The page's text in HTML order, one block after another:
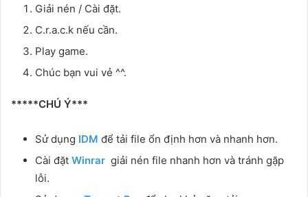
Giải nén / Cài đặt.
C.r.a.c.k nếu cần.
Play game.
Chúc bạn vui vẻ ^^.
*****CHÚ Ý***
Sử dụng IDM để tải file ổn định hơn và nhanh hơn.
Cài đặt Winrar giải nén file nhanh hơn và tránh gặp
lỗi.